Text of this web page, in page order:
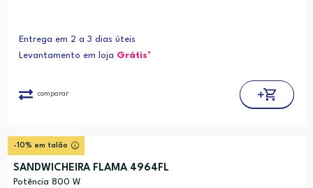
Entrega em 2 a 3 dias úteis
Levantamento em loja Grátis*
comparar
-10% em talão
SANDWICHEIRA FLAMA 4964FL
Potência 800 W